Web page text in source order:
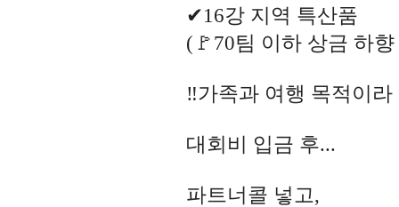
✔16강 지역 특산품
(🚩70팀 이하 상금 하
‼️가족과 여행 목적이
대회비 입금 후...
파트너콜 넣고,